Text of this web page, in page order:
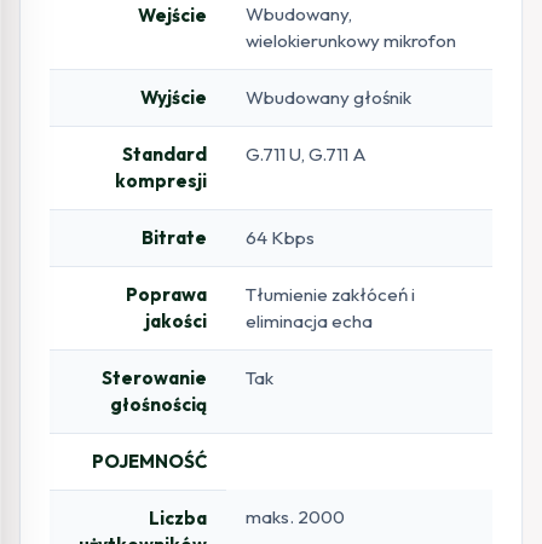
Wejście
Wbudowany,
wielokierunkowy mikrofon
Wyjście Wbudowany głośnik
Standard
kompresji
G.711 U, G.711 A
Bitrate 64 Kbps
Poprawa
jakości
Tłumienie zakłóceń i
eliminacja echa
Sterowanie
głośnością
Tak
POJEMNOŚĆ
Liczba
maks. 2000